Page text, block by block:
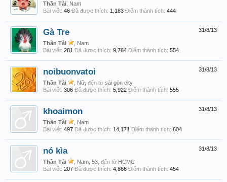
Thần Tài , Nam
Bài viết: 46 Đã được thích: 1,183 Điểm thành tích: 444
31/8/13
Gà Tre
Thần Tài
, Nam
Bài viết: 281 Đã được thích: 9,764 Điểm thành tích: 554
31/8/13
noibuonvatoi
Thần Tài , Nữ, đến từ sài gòn city
Bài viết: 306 Đã được thích: 5,922 Điểm thành tích: 555
31/8/13
khoaimon
Thần Tài
, Nam
Bài viết: 497 Đã được thích: 14,171 Điểm thành tích: 604
31/8/13
nó kìa
Thần Tài , Nam, 53, đến từ HCMC
Bài viết: 207 Đã được thích: 4,866 Điểm thành tích: 454